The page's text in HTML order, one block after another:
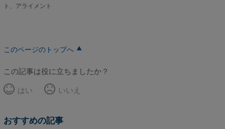
ト、アライメント
このページのトップへ
この記事は役に立ちましたか？
はい
いいえ
おすすめの記事